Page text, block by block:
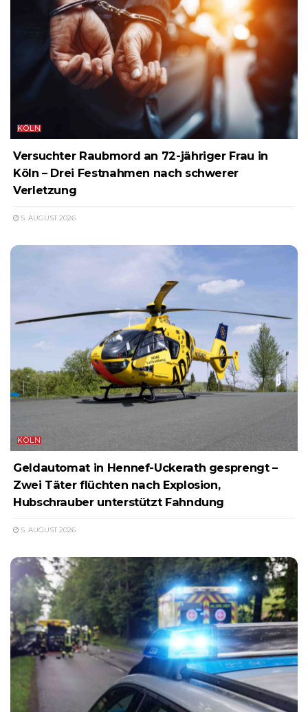
KÖLN
Versuchter Raubmord an 72-jähriger Frau in
Köln – Drei Festnahmen nach schwerer
Verletzung
5. AUGUST 2026
KÖLN
Geldautomat in Hennef-Uckerath gesprengt –
Zwei Täter flüchten nach Explosion,
Hubschrauber unterstützt Fahndung
5. AUGUST 2026